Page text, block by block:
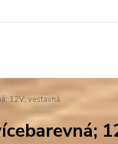
12V; vestavná